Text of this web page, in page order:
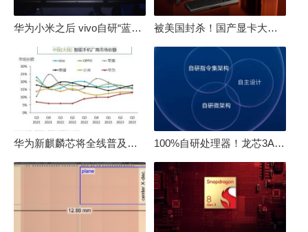
华为小米之后 vivo自研“蓝河”操作系统重磅发布 被美国封杀！国产显卡大厂：中国GPU不存在至暗时刻
华为新麒麟芯将全线普及！高中低端全面采用 改写竞争格局 100%自研处理器！龙芯3A6000评测：与10代酷睿互有胜负